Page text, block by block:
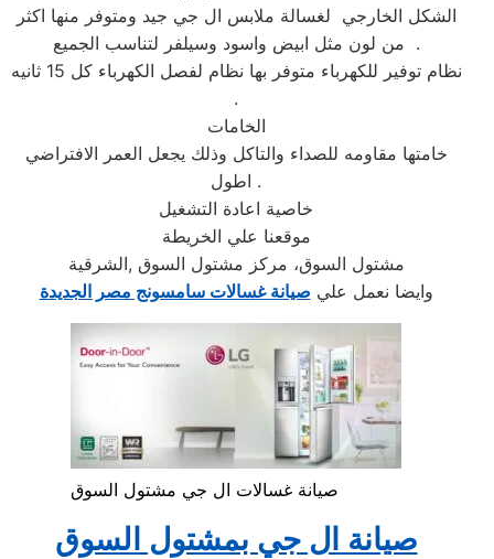
الشكل الخارجي لغسالة ملابس ال جي جيد ومتوفر منها اكثر
من لون مثل ابيض واسود وسيلفر لتناسب الجميع .
نظام توفير للكهرباء متوفر بها نظام لفصل الكهرباء كل 15 ثانيه
.
الخامات
خامتها مقاومه للصداء والتاكل وذلك يجعل العمر الافتراضي
اطول .
خاصية اعادة التشغيل
موقعنا علي الخريطة
مشتول السوق، مركز مشتول السوق ,الشرقية
وايضا نعمل علي صيانة غسالات سامسونج مصر الجديدة
صيانة غسالات ال جي مشتول السوق
صيانة ال جي بمشتول السوق